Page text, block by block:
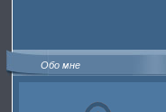
Обо мне